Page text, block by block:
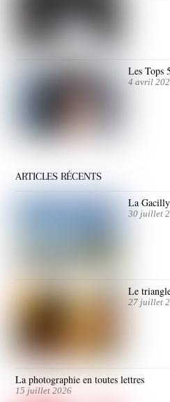
Les Tops
4 avril
ARTICLES RÉCENTS
La
30 juillet
Le
27 juillet
La photographie en toutes lettres
15 juillet 2026